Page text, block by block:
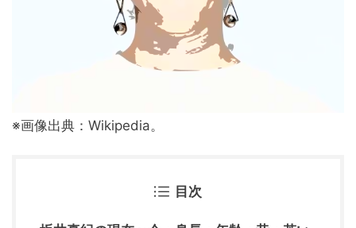
※画像出典：Wikipedia。
目次